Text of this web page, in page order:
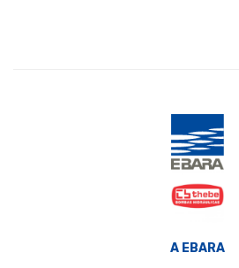
A EBARA